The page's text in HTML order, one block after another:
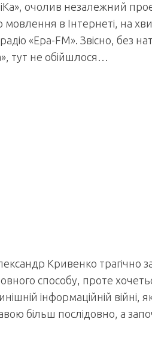
очолив незалежний
в Інтернеті, на
«Ера-FM». Звісно, без
тут не обійшлося…
Кривенко трагічно
способу, проте
інформаційній війні,
більш послідовно, а